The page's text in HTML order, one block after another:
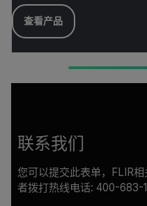
查看产品
联系我们
您可以提交此表单，FLIR
者拨打热线电话: 400-683-